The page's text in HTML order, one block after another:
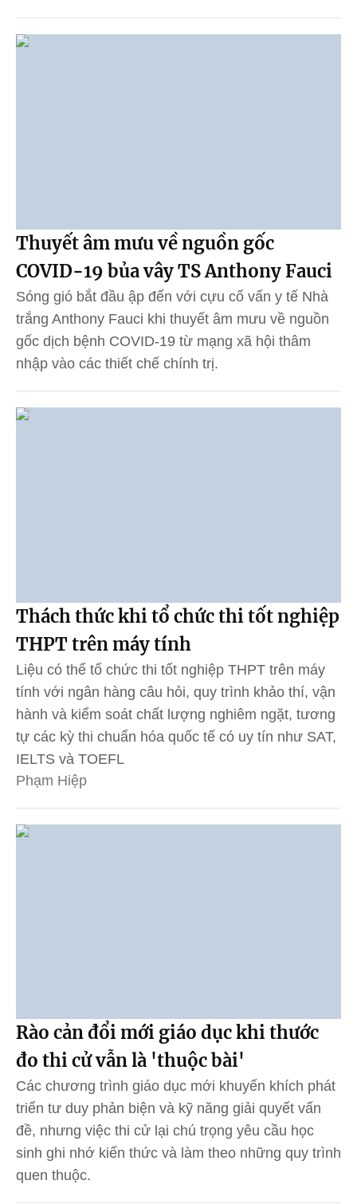
Thuyết âm mưu về nguồn gốc
COVID-19 bủa vây TS Anthony Fauci
Sóng gió bắt đầu ập đến với cựu cố vấn y tế Nhà
trắng Anthony Fauci khi thuyết âm mưu về nguồn
gốc dịch bệnh COVID-19 từ mạng xã hội thâm
nhập vào các thiết chế chính trị.
Thách thức khi tổ chức thi tốt nghiệp
THPT trên máy tính
Liệu có thể tổ chức thi tốt nghiệp THPT trên máy
tính với ngân hàng câu hỏi, quy trình khảo thí, vận
hành và kiểm soát chất lượng nghiêm ngặt, tương
tự các kỳ thi chuẩn hóa quốc tế có uy tín như SAT,
IELTS và TOEFL
Phạm Hiệp
Rào cản đổi mới giáo dục khi thước
đo thi cử vẫn là 'thuộc bài'
Các chương trình giáo dục mới khuyến khích phát
triển tư duy phản biện và kỹ năng giải quyết vấn
đề, nhưng việc thi cử lại chú trọng yêu cầu học
sinh ghi nhớ kiến thức và làm theo những quy trình
quen thuộc.